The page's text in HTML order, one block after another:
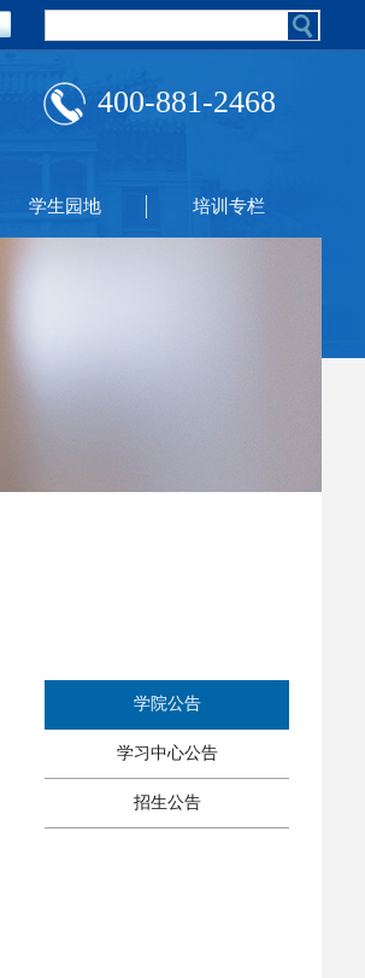
400-881-2468
学生园地 培训专栏
学院公告
学习中心公告
招生公告